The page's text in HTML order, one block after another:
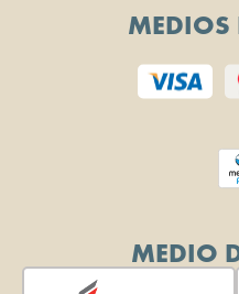
MEDIOS
MEDIO